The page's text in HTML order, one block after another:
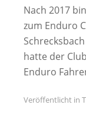
Nach 2017
zum Enduro
hatte der
Enduro
Veröffentlicht in